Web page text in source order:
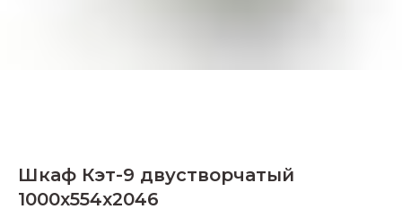
Шкаф Кэт-9 двустворчатый
1000х554х2046
Оплачивайте сегодня только
выбранный способом